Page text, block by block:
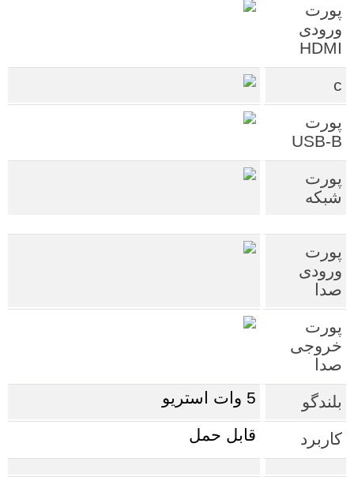
پورت
ورودی
HDMI
c
پورت
USB-B
پورت
شبکه
پورت
ورودی
صدا
پورت
خروجی
صدا
بلندگو 5 وات استریو
کاربرد قابل حمل